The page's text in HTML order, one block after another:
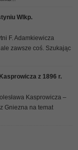
Wlkp.
F. Adamkiewicza
zawsze coś. Szukając
z 1896 r.
Kasprowicza –
Gniezna na temat